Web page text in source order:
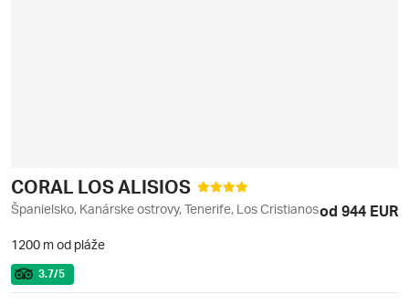
CORAL LOS ALISIOS
Španielsko, Kanárske ostrovy, Tenerife, Los Cristianosod 944 EUR
1200 m od pláže
3.7/5